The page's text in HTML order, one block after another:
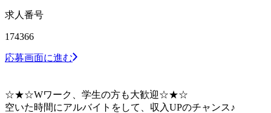
求人番号
174366
応募画面に進む
☆★☆Wワーク、学生の方も大歓迎☆★☆
空いた時間にアルバイトをして、収入UPのチャンス♪